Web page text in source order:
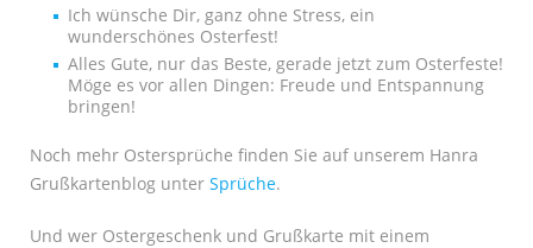
Ich wünsche Dir, ganz ohne Stress, ein
wunderschönes Osterfest!
Alles Gute, nur das Beste, gerade jetzt zum Osterfeste!
Möge es vor allen Dingen: Freude und Entspannung
bringen!
Noch mehr Ostersprüche finden Sie auf unserem Hanra
Grußkartenblog unter Sprüche.
Und wer Ostergeschenk und Grußkarte mit einem